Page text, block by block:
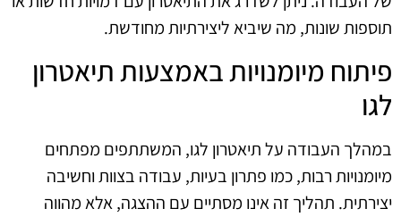
תוספות שונות, מה שיביא ליצירתיות מחודשת.
פיתוח מיומנויות באמצעות תיאטרון
לגו
במהלך העבודה על תיאטרון לגו, המשתתפים מפתחים
מיומנויות רבות, כמו פתרון בעיות, עבודה בצוות וחשיבה
יצירתית. תהליך זה אינו מסתיים עם ההצגה, אלא מהווה